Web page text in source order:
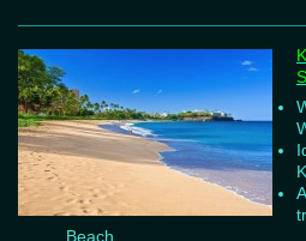
Beach